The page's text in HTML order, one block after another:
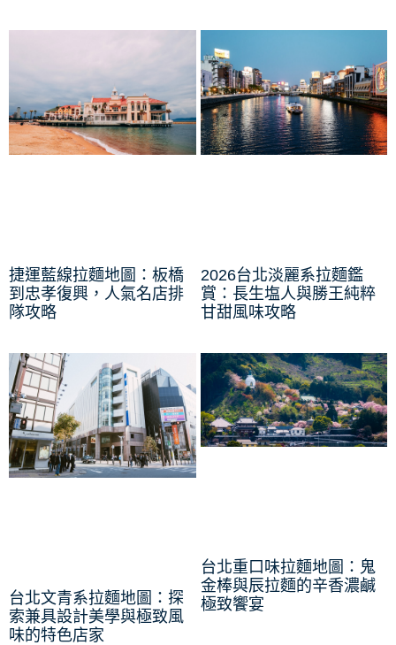
捷運藍線拉麵地圖：板橋
到忠孝復興，人氣名店排
隊攻略
2026台北淡麗系拉麵鑑
賞：長生塩人與勝王純粹
甘甜風味攻略
台北文青系拉麵地圖：探
索兼具設計美學與極致風
味的特色店家
台北重口味拉麵地圖：鬼
金棒與辰拉麵的辛香濃鹹
極致饗宴